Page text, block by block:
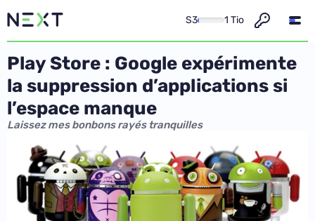
S3 1 Tio
Play Store : Google expérimente
la suppression d’applications si
l’espace manque
Laissez mes bonbons rayés tranquilles